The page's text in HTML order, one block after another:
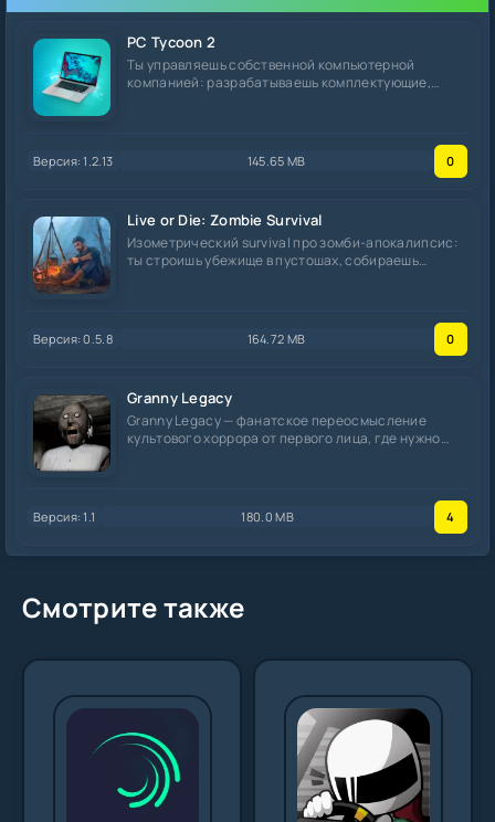
PC Tycoon 2
Ты управляешь собственной компьютерной
компанией: разрабатываешь комплектующие,
Версия: 1.2.13 145.65 MB 0
Live or Die: Zombie Survival
Изометрический survival про зомби-апокалипсис:
ты строишь убежище в пустошах, собираешь
Версия: 0.5.8 164.72 MB 0
Granny Legacy
Granny Legacy — фанатское переосмысление
культового хоррора от первого лица, где нужно
Версия: 1.1 180.0 MB 4
Смотрите также